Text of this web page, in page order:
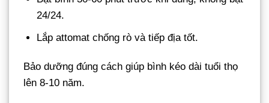
24/24.
Lắp attomat chống rò và tiếp địa tốt.
Bảo dưỡng đúng cách giúp bình kéo dài tuổi thọ
lên 8-10 năm.